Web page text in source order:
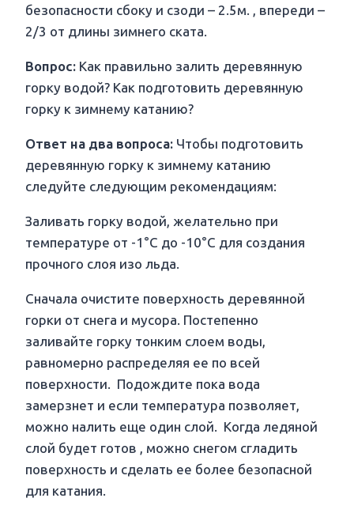
безопасности сбоку и сзоди – 2.5м. , впереди –
2/3 от длины зимнего ската.
Вопрос: Как правильно залить деревянную
горку водой? Как подготовить деревянную
горку к зимнему катанию?
Ответ на два вопроса: Чтобы подготовить
деревянную горку к зимнему катанию
следуйте следующим рекомендациям:
Заливать горку водой, желательно при
температуре от -1°C до -10°C для создания
прочного слоя изо льда.
Сначала очистите поверхность деревянной
горки от снега и мусора. Постепенно
заливайте горку тонким слоем воды,
равномерно распределяя ее по всей
поверхности. Подождите пока вода
замерзнет и если температура позволяет,
можно налить еще один слой. Когда ледяной
слой будет готов , можно снегом сгладить
поверхность и сделать ее более безопасной
для катания.